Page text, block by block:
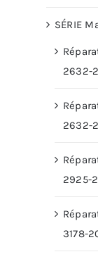
SÉRIE
2632-
2632-
2925-
3178-